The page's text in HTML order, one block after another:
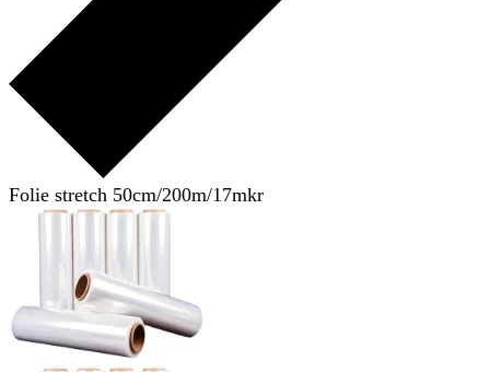
Folie stretch 50cm/200m/17mkr